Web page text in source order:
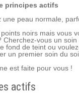
principes actifs
une peau normale,
noirs mais vous
Cherchez-vous un soin
fond de teint ou
un premier soin du
est faite pour vous !
actifs